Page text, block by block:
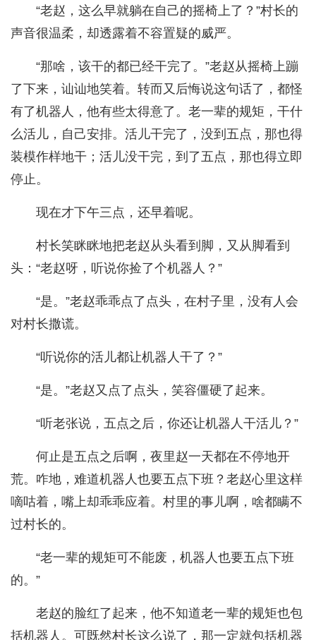
“老赵，这么早就躺在自己的摇椅上了？”村长的
声音很温柔，却透露着不容置疑的威严。
“那啥，该干的都已经干完了。”老赵从摇椅上蹦
了下来，讪讪地笑着。转而又后悔说这句话了，都怪
有了机器人，他有些太得意了。老一辈的规矩，干什
么活儿，自己安排。活儿干完了，没到五点，那也得
装模作样地干；活儿没干完，到了五点，那也得立即
停止。
现在才下午三点，还早着呢。
村长笑眯眯地把老赵从头看到脚，又从脚看到
头：“老赵呀，听说你捡了个机器人？”
“是。”老赵乖乖点了点头，在村子里，没有人会
对村长撒谎。
“听说你的活儿都让机器人干了？”
“是。”老赵又点了点头，笑容僵硬了起来。
“听老张说，五点之后，你还让机器人干活儿？”
何止是五点之后啊，夜里赵一天都在不停地开
荒。咋地，难道机器人也要五点下班？老赵心里这样
嘀咕着，嘴上却乖乖应着。村里的事儿啊，啥都瞒不
过村长的。
“老一辈的规矩可不能废，机器人也要五点下班
的。”
老赵的脸红了起来，他不知道老一辈的规矩也包
括机器人。可既然村长这么说了，那一定就包括机器